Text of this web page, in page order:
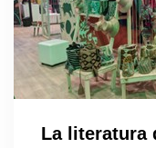
La literatura